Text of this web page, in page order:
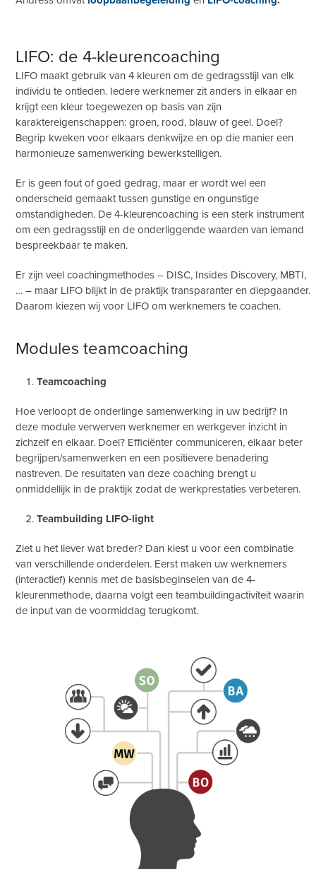
LIFO: de 4-kleurencoaching
LIFO maakt gebruik van 4 kleuren om de gedragsstijl van elk
individu te ontleden. Iedere werknemer zit anders in elkaar en
krijgt een kleur toegewezen op basis van zijn
karaktereigenschappen: groen, rood, blauw of geel. Doel?
Begrip kweken voor elkaars denkwijze en op die manier een
harmonieuze samenwerking bewerkstelligen.
Er is geen fout of goed gedrag, maar er wordt wel een
onderscheid gemaakt tussen gunstige en ongunstige
omstandigheden. De 4-kleurencoaching is een sterk instrument
om een gedragsstijl en de onderliggende waarden van iemand
bespreekbaar te maken.
Er zijn veel coachingmethodes – DISC, Insides Discovery, MBTI,
… – maar LIFO blijkt in de praktijk transparanter en diepgaander.
Daarom kiezen wij voor LIFO om werknemers te coachen.
Modules teamcoaching
Teamcoaching
Hoe verloopt de onderlinge samenwerking in uw bedrijf? In
deze module verwerven werknemer en werkgever inzicht in
zichzelf en elkaar. Doel? Efficiënter communiceren, elkaar beter
begrijpen/samenwerken en een positievere benadering
nastreven. De resultaten van deze coaching brengt u
onmiddellijk in de praktijk zodat de werkprestaties verbeteren.
Teambuilding LIFO-light
Ziet u het liever wat breder? Dan kiest u voor een combinatie
van verschillende onderdelen. Eerst maken uw werknemers
(interactief) kennis met de basisbeginselen van de 4-
kleurenmethode, daarna volgt een teambuildingactiviteit waarin
de input van de voormiddag terugkomt.